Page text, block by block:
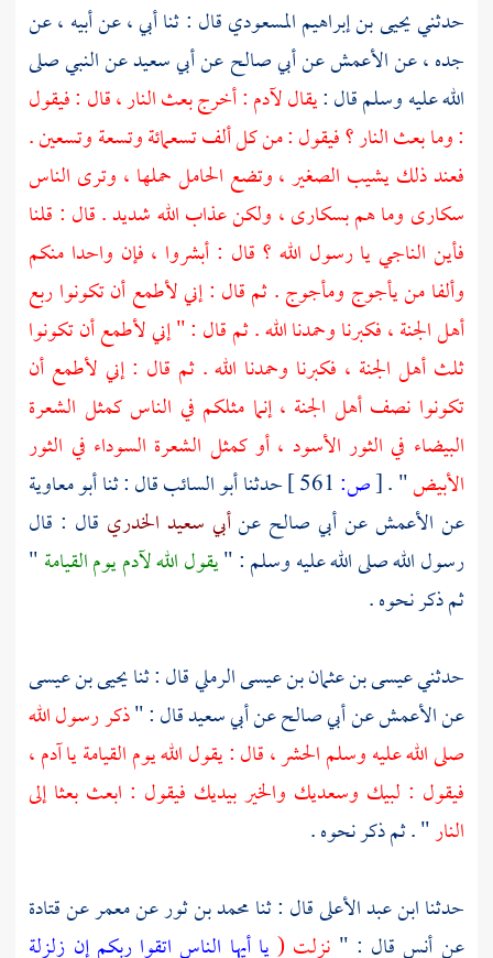
حدثنييحيى بن إبراهيم المسعوديقال : ثنا أبي ، عن أبيه ، عن
جده ، عنالأعمشعنأبي صالح عنأبي سعيدعن النبي صلى
الله عليه وسلم قال :يقال لآدم : أخرج بعث النار ، قال : فيقول
: وما بعث النار ؟ فيقول : من كل ألف تسعمائة وتسعة وتسعين .
فعند ذلك يشيب الصغير ، وتضع الحامل حملها ، وترى الناس
سكارى وما هم بسكارى ، ولكن عذاب الله شديد . قال : قلنا
فأين الناجي يا رسول الله ؟ قال : أبشروا ، فإن واحدا منكم
وألفا منيأجوج ومأجوج. ثم قال : إني لأطمع أن تكونوا ربع
أهل الجنة ، فكبرنا وحمدنا الله . ثم قال : " إني لأطمع أن تكونوا
ثلث أهل الجنة ، فكبرنا وحمدنا الله . ثم قال : إني لأطمع أن
تكونوا نصف أهل الجنة ، إنما مثلكم في الناس كمثل الشعرة
البيضاء في الثور الأسود ، أو كمثل الشعرة السوداء في الثور
الأبيض" .
[ص: حدثناأبو السائبقال : ثناأبو معاوية
عن الأعمشعنأبي صالح عنأبي سعيد الخدري قال : قال
رسول الله صلى الله عليه وسلم : "يقول الله لآدم يوم القيامة"
ثم ذكر نحوه .
حدثنيعيسى بن عثمان بن عيسى الرمليقال : ثنايحيى بن عيسى
عنالأعمشعنأبي صالحعنأبي سعيدقال : "ذكر رسول الله
صلى الله عليه وسلم الحشر ، قال : يقول الله يوم القيامة يا آدم ،
فيقول : لبيك وسعديك والخير بيديك فيقول : ابعث بعثا إلى
النار" . ثم ذكر نحوه .
حدثناابن عبد الأعلىقال : ثنامحمد بن ثورعنمعمرعنقتادة
عن أنس قال : " نزلت (يا أيها الناس اتقوا ربكم إن زلزلة